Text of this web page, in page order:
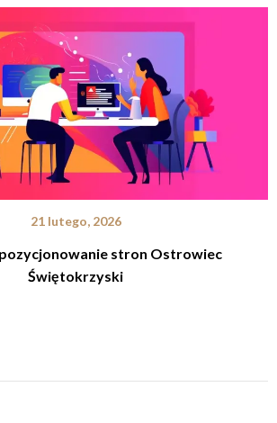
21 lutego, 2026
stron Ostrowiec
Świętokrzyski